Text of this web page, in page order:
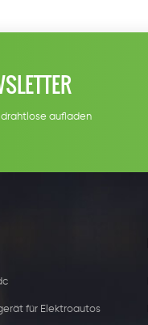
drahtlose aufladen
für Elektroautos